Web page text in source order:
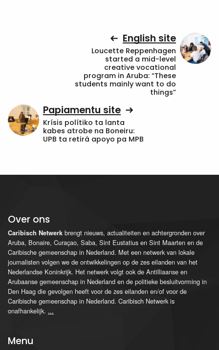
English site
Loucette Reppenhagen
started a mid-level
creative vocational
program in Aruba: “These
students mainly want to do
things”
Papiamentu site
Krísis polítiko ta lanta
kabes atrobe na Boneiru:
UPB ta retirá apoyo pa MPB
Over ons
Caribisch Netwerk brengt nieuws, actualiteiten en achtergronden over
Aruba, Bonaire, Curaçao, Saba, Sint Eustatius en Sint Maarten en de
Caribische gemeenschap in Nederland. Met een netwerk van lokale
journalisten volgen we de ontwikkelingen op de zes eilanden van het
Nederlandse Koninkrijk. Het netwerk volgt ook de Antilliaanse en
Arubaanse gemeenschap in Nederland en de politieke besluitvorming in
Den Haag die gevolgen heeft voor de zes eilanden en/of voor de
Caribische gemeenschap in Nederland. Caribisch Netwerk is
onafhankelijk. ...
Menu